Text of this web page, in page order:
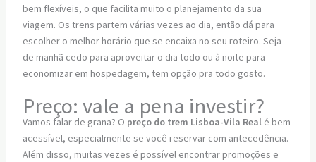
bem flexíveis, o que facilita muito o planejamento da sua
viagem. Os trens partem várias vezes ao dia, então dá para
escolher o melhor horário que se encaixa no seu roteiro. Seja
de manhã cedo para aproveitar o dia todo ou à noite para
economizar em hospedagem, tem opção pra todo gosto.
Preço: vale a pena investir?
Vamos falar de grana? O preço do trem Lisboa-Vila Realé bem
acessível, especialmente se você reservar com antecedência.
Além disso, muitas vezes é possível encontrar promoções e